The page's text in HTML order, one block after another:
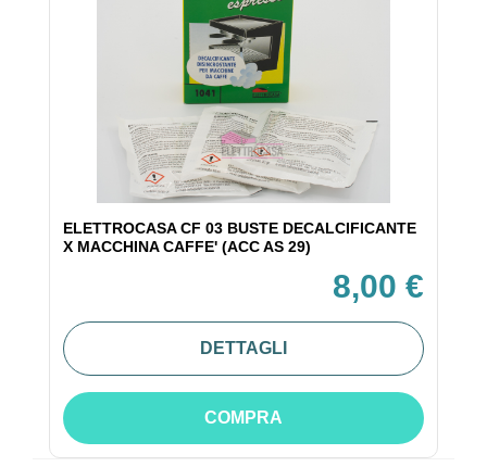
ELETTROCASA CF 03 BUSTE DECALCIFICANTE
X MACCHINA CAFFE' (ACC AS 29)
8,00 €
DETTAGLI
COMPRA